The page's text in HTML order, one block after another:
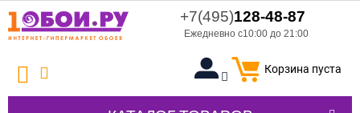
+7(495)128-48-87
Ежедневно с10:00 до 21:00
Корзина пуста